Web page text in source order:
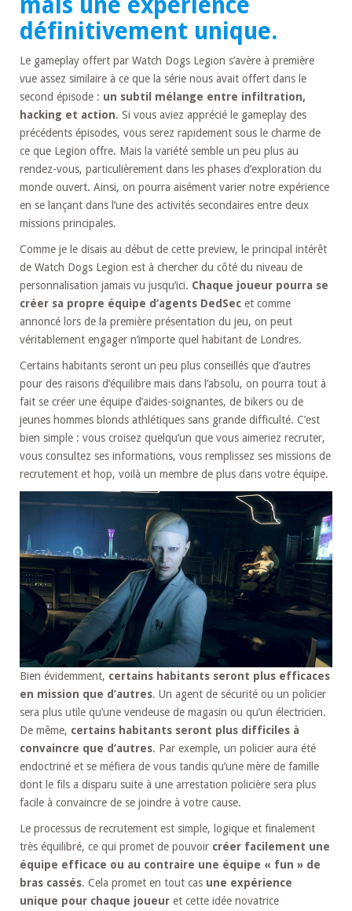
définitivement unique.
Le gameplay offert par Watch Dogs Legion s’avère à première
vue assez similaire à ce que la série nous avait offert dans le
second épisode : un subtil mélange entre infiltration,
hacking et action. Si vous aviez apprécié le gameplay des
précédents épisodes, vous serez rapidement sous le charme de
ce que Legion offre. Mais la variété semble un peu plus au
rendez-vous, particulièrement dans les phases d’exploration du
monde ouvert. Ainsi, on pourra aisément varier notre expérience
en se lançant dans l’une des activités secondaires entre deux
missions principales.
Comme je le disais au début de cette preview, le principal intérêt
de Watch Dogs Legion est à chercher du côté du niveau de
personnalisation jamais vu jusqu’ici. Chaque joueur pourra se
créer sa propre équipe d’agents DedSec et comme
annoncé lors de la première présentation du jeu, on peut
véritablement engager n’importe quel habitant de Londres.
Certains habitants seront un peu plus conseillés que d’autres
pour des raisons d’équilibre mais dans l’absolu, on pourra tout à
fait se créer une équipe d’aides-soignantes, de bikers ou de
jeunes hommes blonds athlétiques sans grande difficulté. C’est
bien simple : vous croisez quelqu’un que vous aimeriez recruter,
vous consultez ses informations, vous remplissez ses missions de
recrutement et hop, voilà un membre de plus dans votre équipe.
Bien évidemment, certains habitants seront plus efficaces
en mission que d’autres. Un agent de sécurité ou un policier
sera plus utile qu’une vendeuse de magasin ou qu’un électricien.
De même, certains habitants seront plus difficiles à
convaincre que d’autres. Par exemple, un policier aura été
endoctriné et se méfiera de vous tandis qu’une mère de famille
dont le fils a disparu suite à une arrestation policière sera plus
facile à convaincre de se joindre à votre cause.
Le processus de recrutement est simple, logique et finalement
très équilibré, ce qui promet de pouvoir créer facilement une
équipe efficace ou au contraire une équipe « fun » de
bras cassés. Cela promet en tout cas une expérience
unique pour chaque joueur et cette idée novatrice